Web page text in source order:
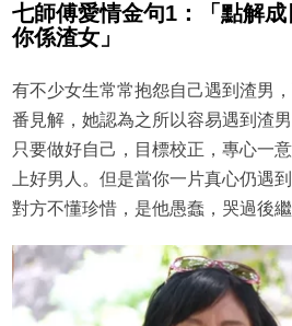
七師傅愛情金句1：「點解
你係渣女」
有不少女生常常抱怨自己遇到渣男
番見解，她認為之所以容易遇到渣
只要做好自己，目標校正，專心一
上好男人。但是當你一片真心仍遇
對方不懂珍惜，是他愚蠢，哭過後繼